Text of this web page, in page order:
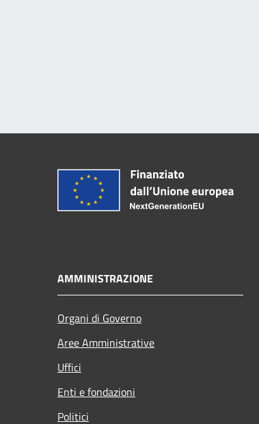
AMMINISTRAZIONE
Organi di Governo
Aree Amministrative
Uffici
Enti e fondazioni
Politici